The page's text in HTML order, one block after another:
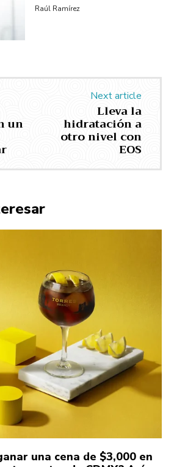
Raúl Ramírez
un
Next article
Lleva la
hidratación a
otro nivel con
EOS
una cena de $3,000 en